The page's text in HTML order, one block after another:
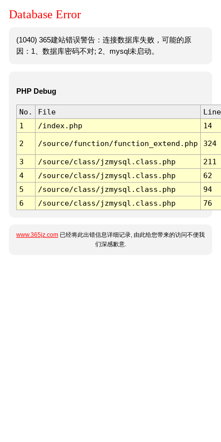
Database Error
(1040) 365建站错误警告：连接数据库失败，可能的原
因：1、数据库密码不对; 2、mysql未启动。
PHP Debug
No. File
Line
1
/index.php 14
2 /source/function/function_extend.php 324
3 /source/class/jzmysql.class.php
211
4
/source/class/jzmysql.class.php
62
5
/source/class/jzmysql.class.php
94
6
/source/class/jzmysql.class.php 76
www.365jz.com 已经将此出错信息详细记录, 由此给您带来的访问不便我
们深感歉意.